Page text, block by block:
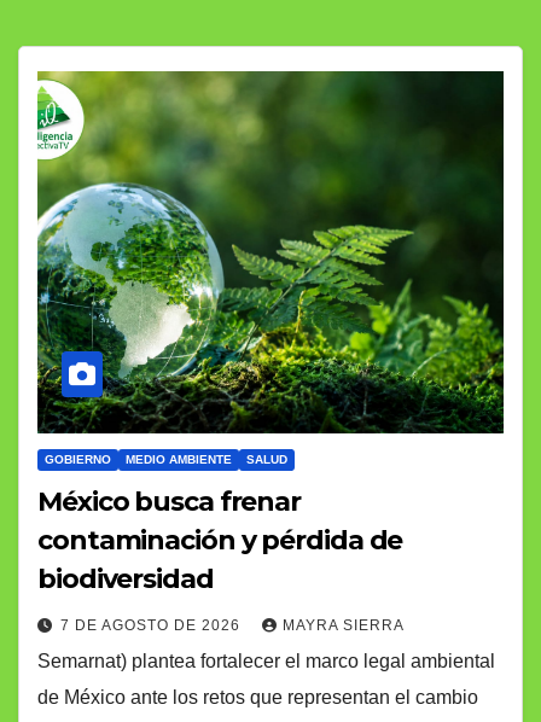
GOBIERNO MEDIO AMBIENTE SALUD
México busca frenar
contaminación y pérdida de
biodiversidad
7 DE AGOSTO DE 2026 MAYRA SIERRA
Semarnat) plantea fortalecer el marco legal ambiental
de México ante los retos que representan el cambio